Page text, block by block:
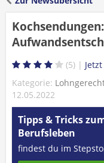
5
Kategorie:
12.05.2022
Tipps & Tricks
Berufsleben
findest du im